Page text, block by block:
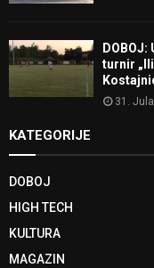
turnir
31.
KATEGORIJE
DOBOJ
HIGH TECH
KULTURA
MAGAZIN